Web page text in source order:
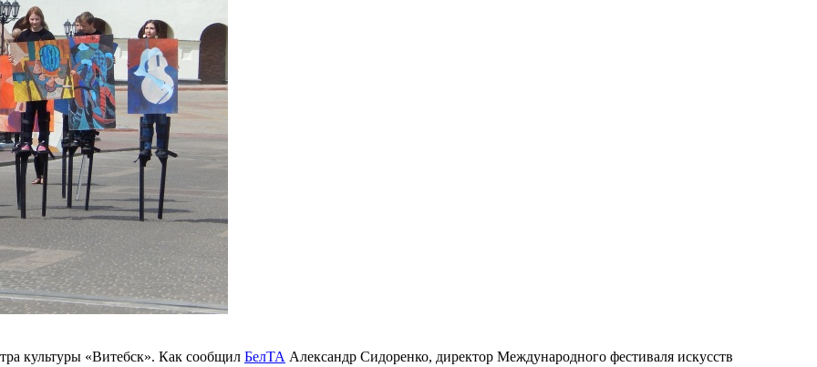
культуры «Витебск». Как сообщил БелТА Александр Сидоренко, директор Международного фестиваля искусств